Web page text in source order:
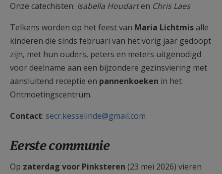
Onze catechisten: Isabella Houdarten Chris Laes
Telkens worden op het feest van Maria Lichtmis alle
kinderen die sinds februari van het vorig jaar gedoopt
zijn, met hun ouders, peters en meters uitgenodigd
voor deelname aan een bijzondere gezinsviering met
aansluitend receptie en pannenkoeken in het
Ontmoetingscentrum.
Contact: secr.kesselinde@gmail.com
Eerste communie
Op zaterdag voor Pinksteren (23 mei 2026) vieren